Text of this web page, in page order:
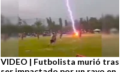
VIDEO | Futbolista murió tras